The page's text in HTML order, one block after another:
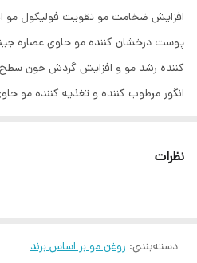
افزایش ضخامت مو تقویت فولیکول
پوست درخشان کننده مو حاوی عصاره
کننده رشد مو و افزایش گردش خون
انگور مرطوب کننده و تغذیه کننده مو
نظرات
دسته‌بندی: روغن مو بر اساس برند